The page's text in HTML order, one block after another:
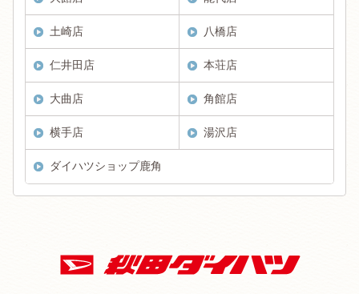
土崎店 八橋店
仁井田店 本荘店
大曲店 角館店
横手店 湯沢店
ダイハツショップ鹿角